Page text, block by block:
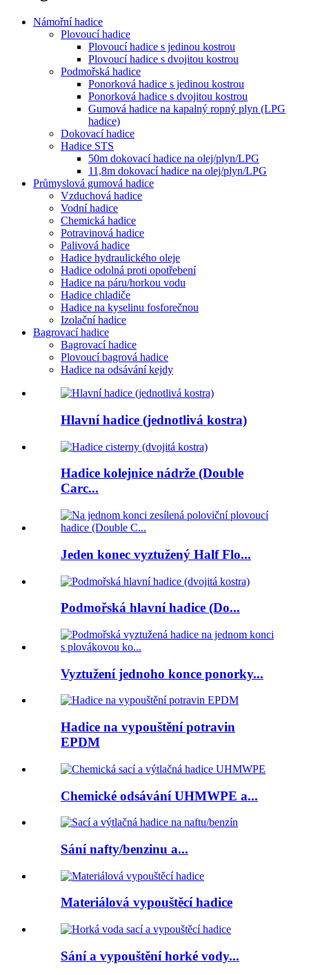
Námořní hadice
Plovoucí hadice
Plovoucí hadice s jedinou kostrou
Plovoucí hadice s dvojitou kostrou
Podmořská hadice
Ponorková hadice s jedinou kostrou
Ponorková hadice s dvojitou kostrou
Gumová hadice na kapalný ropný plyn (LPG
hadice)
Dokovací hadice
Hadice STS
50m dokovací hadice na olej/plyn/LPG
11,8m dokovací hadice na olej/plyn/LPG
Průmyslová gumová hadice
Vzduchová hadice
Vodní hadice
Chemická hadice
Potravinová hadice
Palivová hadice
Hadice hydraulického oleje
Hadice odolná proti opotřebení
Hadice na páru/horkou vodu
Hadice chladiče
Hadice na kyselinu fosforečnou
Izolační hadice
Bagrovací hadice
Bagrovací hadice
Plovoucí bagrová hadice
Hadice na odsávání kejdy
Hlavní hadice (jednotlivá kostra)
Hadice kolejnice nádrže (Double
Carc...
Jeden konec vyztužený Half Flo...
Podmořská hlavní hadice (Do...
Vyztužení jednoho konce ponorky...
Hadice na vypouštění potravin
EPDM
Chemické odsávání UHMWPE a...
Sání nafty/benzinu a...
Materiálová vypouštěcí hadice
Sání a vypouštění horké vody...